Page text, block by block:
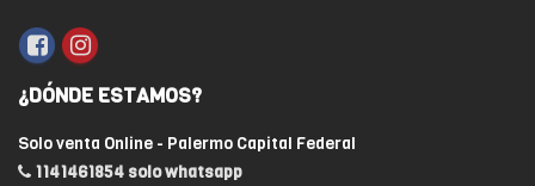
¿DÓNDE ESTAMOS?
Solo venta Online - Palermo Capital Federal
1141461854 solo whatsapp